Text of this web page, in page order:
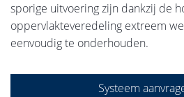
sporige uitvoering zijn dankzij de
oppervlakteveredeling extreem
eenvoudig te onderhouden.
Systeem